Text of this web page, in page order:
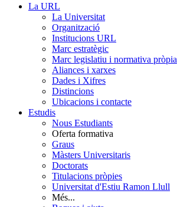
La URL
La Universitat
Organització
Institucions URL
Marc estratègic
Marc legislatiu i normativa pròpia
Aliances i xarxes
Dades i Xifres
Distincions
Ubicacions i contacte
Estudis
Nous Estudiants
Oferta formativa
Graus
Màsters Universitaris
Doctorats
Titulacions pròpies
Universitat d'Estiu Ramon Llull
Més...